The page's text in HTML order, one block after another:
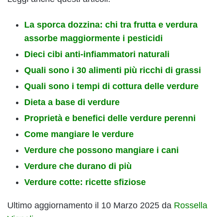
La sporca dozzina: chi tra frutta e verdura
assorbe maggiormente i pesticidi
Dieci cibi anti-infiammatori naturali
Quali sono i 30 alimenti più ricchi di grassi
Quali sono i tempi di cottura delle verdure
Dieta a base di verdure
Proprietà e benefici delle verdure perenni
Come mangiare le verdure
Verdure che possono mangiare i cani
Verdure che durano di più
Verdure cotte: ricette sfiziose
Ultimo aggiornamento il 10 Marzo 2025 da Rossella